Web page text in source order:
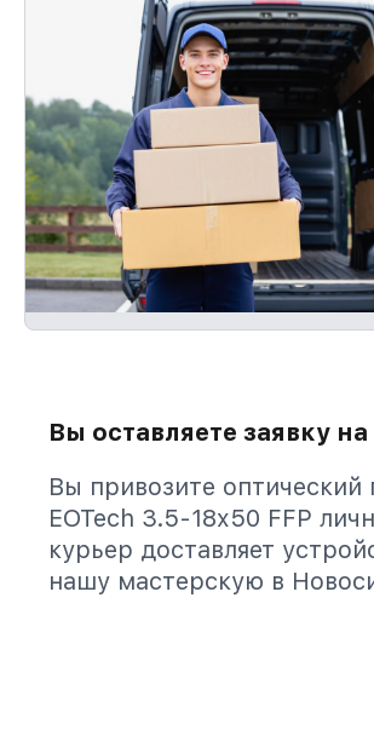
Вы оставляете заявку
Вы привозите оптический
EOTech 3.5-18x50 FFP
курьер доставляет
нашу мастерскую в